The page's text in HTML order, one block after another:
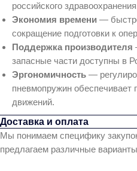
российского
Экономия времени —
сокращение подготовки к
Поддержка производителя
запасные части доступны в
Эргономичность —
пневмопружин обеспечивает
движений.
Доставка и оплата
Мы понимаем специфику
предлагаем различные